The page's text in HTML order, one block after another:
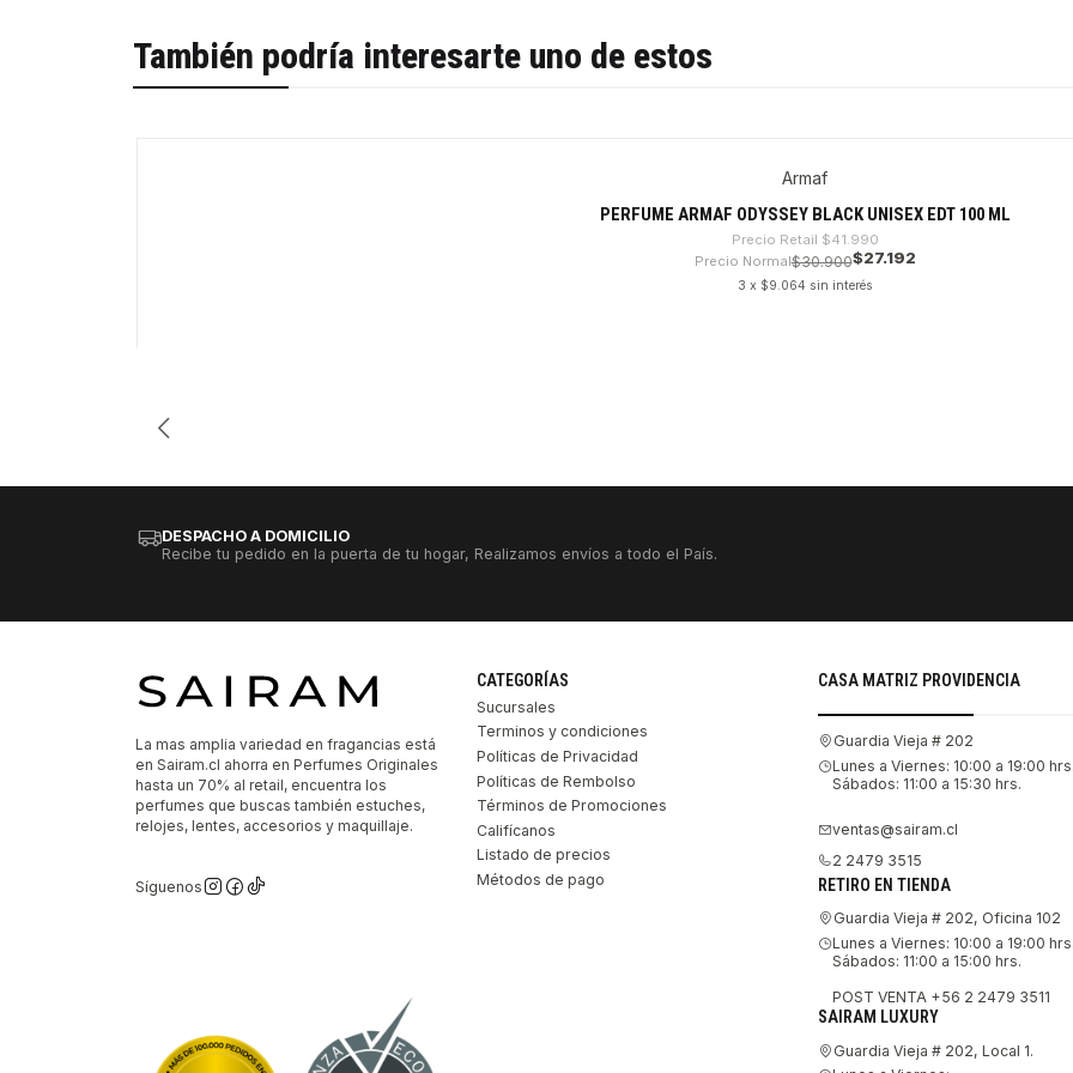
También podría interesarte uno de estos
Armaf
PERFUME ARMAF ODYSSEY BLACK UNISEX EDT 100 ML
Precio Retail $41.990
Precio Normal$30.900$27.192
3 x $9.064 sin interés
DESPACHO A DOMICILIO
Recibe tu pedido en la puerta de tu hogar, Realizamos envíos a todo el País.
La mas amplia variedad en fragancias está
en Sairam.cl ahorra en Perfumes Originales
hasta un 70% al retail, encuentra los
perfumes que buscas también estuches,
relojes, lentes, accesorios y maquillaje.
Síguenos
CATEGORÍAS
Sucursales
Terminos y condiciones
Políticas de Privacidad
Políticas de Rembolso
Términos de Promociones
Califícanos
Listado de precios
Métodos de pago
CASA MATRIZ PROVIDENCIA
Guardia Vieja # 202
Lunes a Viernes: 10:00 a 19:00 hrs.
Sábados: 11:00 a 15:30 hrs.
ventas@sairam.cl
2 2479 3515
RETIRO EN TIENDA
Guardia Vieja # 202, Oficina 102
Lunes a Viernes: 10:00 a 19:00 hrs.
Sábados: 11:00 a 15:00 hrs.
POST VENTA +56 2 2479 3511
SAIRAM LUXURY
Guardia Vieja # 202, Local 1.